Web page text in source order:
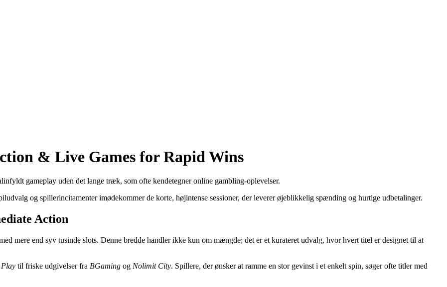
& Live Games for Rapid Wins
gameplay uden det lange træk, som ofte kendetegner online gambling-oplevelser.
og spillerincitamenter imødekommer de korte, højintense sessioner, der leverer øjeblikkelig spænding og hurtige udbetalinger.
Action
mere end syv tusinde slots. Denne bredde handler ikke kun om mængde; det er et kurateret udvalg, hvor hvert titel er designet til at
til friske udgivelser fra BGaming og Nolimit City. Spillere, der ønsker at ramme en stor gevinst i et enkelt spin, søger ofte titler med